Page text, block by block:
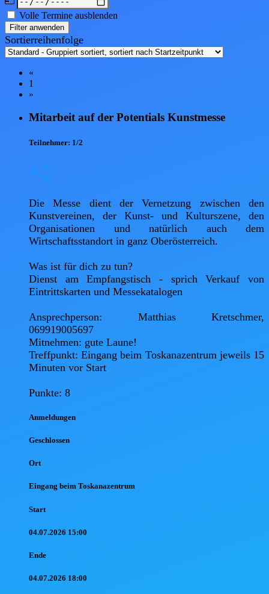
Volle Termine ausblenden
Filter anwenden
Sortierreihenfolge
«
1
»
Mitarbeit auf der Potentials Kunstmesse
Teilnehmer: 1/2
Die Messe dient der Vernetzung zwischen den
Kunstvereinen, der Kunst- und Kulturszene, den
Organisationen und natürlich auch dem
Wirtschaftsstandort in ganz Oberösterreich.
Was ist für dich zu tun?
Dienst am Empfangstisch - sprich Verkauf von
Eintrittskarten und Messekatalogen
Ansprechperson: Matthias Kretschmer,
069919005697
Mitnehmen: gute Laune!
Treffpunkt: Eingang beim Toskanazentrum jeweils 15
Minuten vor Start
Punkte: 8
Anmeldungen
Geschlossen
Ort
Eingang beim Toskanazentrum
Start
04.07.2026 15:00
Ende
04.07.2026 18:00